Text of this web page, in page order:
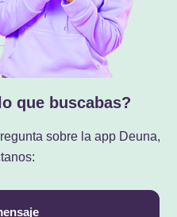
que buscabas?
sobre la app Deuna,